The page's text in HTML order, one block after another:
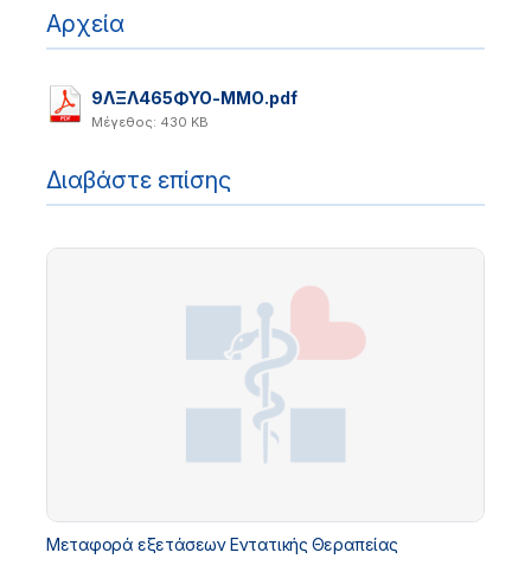
Αρχεία
9ΛΞΛ465ΦΥΟ-ΜΜΟ.pdf
Μέγεθος: 430 KB
Διαβάστε επίσης
Μεταφορά εξετάσεων Εντατικής Θεραπείας